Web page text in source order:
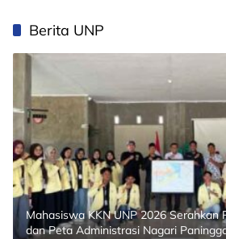
Berita UNP
Mahasiswa KKN UNP 2026 Serahkan
dan Peta Administrasi Nagari